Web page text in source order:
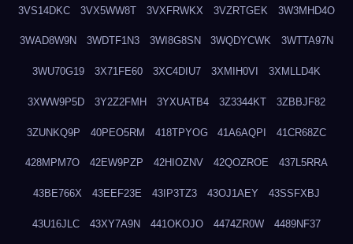
3VS14DKC 3VX5WW8T 3VXFRWKX 3VZRTGEK 3W3MHD4O
3WAD8W9N 3WDTF1N3 3WI8G8SN 3WQDYCWK 3WTTA97N
3WU70G19 3X71FE60 3XC4DIU7 3XMIH0VI 3XMLLD4K
3XWW9P5D 3Y2Z2FMH 3YXUATB4 3Z3344KT 3ZBBJF82
3ZUNKQ9P 40PEO5RM 418TPYOG 41A6AQPI 41CR68ZC
428MPM7O 42EW9PZP 42HIOZNV 42QOZROE 437L5RRA
43BE766X 43EEF23E 43IP3TZ3 43OJ1AEY 43SSFXBJ
43U16JLC 43XY7A9N 441OKOJO 4474ZR0W 4489NF37